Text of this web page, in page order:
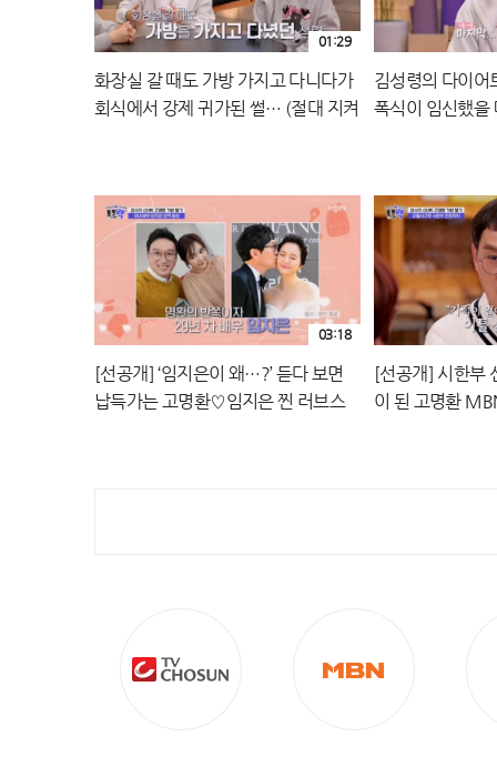
화장실 갈 때도 가방 가지고 다니다가
회식에서 강제 귀가된 썰… (절대 지켜
01:29
김성령의 다이어
폭식이 임신했
[선공개] ‘임지은이 왜…?’ 듣다 보면
납득가는 고명환♡임지은 찐 러브스
03:18
[선공개] 시한부
이 된 고명환